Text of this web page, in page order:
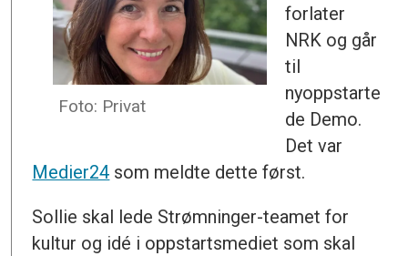
Foto: Privat
forlater
NRK og går
til
nyoppstarte
de Demo.
Det var
Medier24 som meldte dette først.
Sollie skal lede Strømninger-teamet for
kultur og idé i oppstartsmediet som skal